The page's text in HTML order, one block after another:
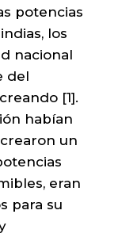
potencias
los
nacional
del
[1].
habían
un
eran
para su